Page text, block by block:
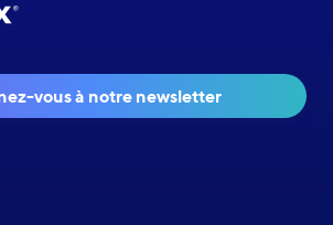
vous à notre newsletter